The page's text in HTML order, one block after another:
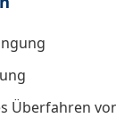
Überfahren